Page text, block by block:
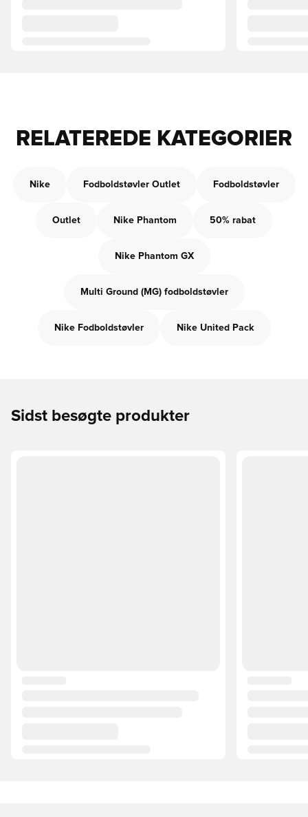
RELATEREDE KATEGORIER
Nike Fodboldstøvler Outlet Fodboldstøvler
Outlet Nike Phantom 50% rabat
Nike Phantom GX
Multi Ground (MG) fodboldstøvler
Nike Fodboldstøvler Nike United Pack
Sidst besøgte produkter